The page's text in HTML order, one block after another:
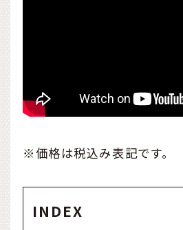
※価格は税込み表記です。
INDEX